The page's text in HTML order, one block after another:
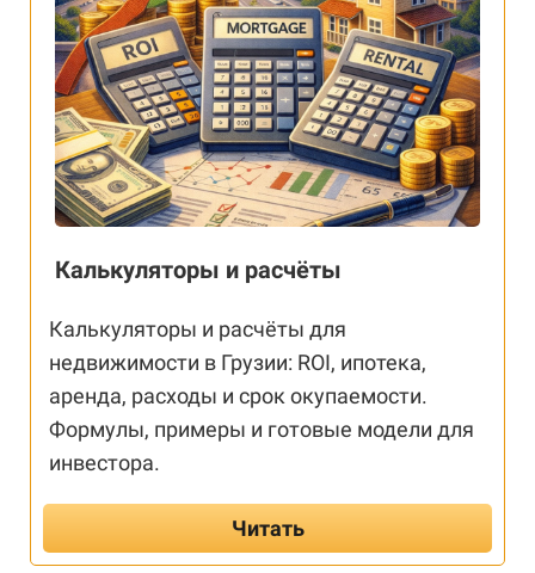
Калькуляторы и расчёты
Калькуляторы и расчёты для
недвижимости в Грузии: ROI, ипотека,
аренда, расходы и срок окупаемости.
Формулы, примеры и готовые модели для
инвестора.
Читать